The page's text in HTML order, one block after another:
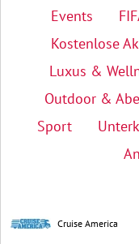
Events
Kostenlose
Luxus &
Outdoor &
Sport
Cruise America